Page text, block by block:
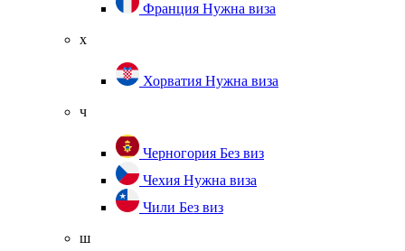
Франция Нужна виза
х
Хорватия Нужна виза
ч
Черногория Без виз
Чехия Нужна виза
Чили Без виз
ш